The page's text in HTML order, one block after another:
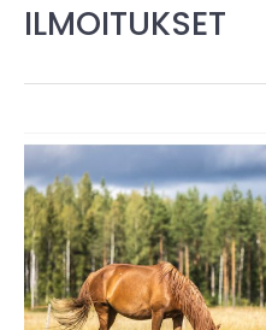
ILMOITUKSET